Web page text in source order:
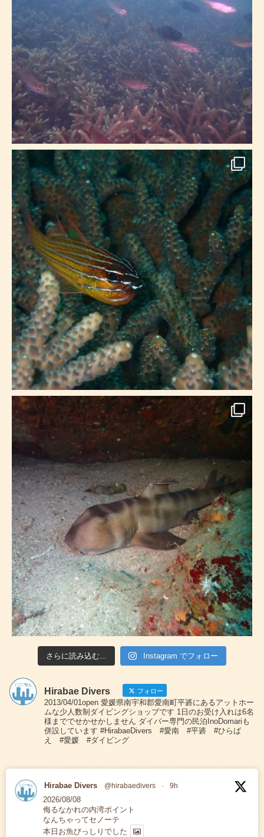
さらに読み込む... Instagram でフォロー
Hirabae Divers フォロー
2013/04/01open 愛媛県南宇和郡愛南町平碆にあるアットホー
ムな少人数制ダイビングショップです 1日のお受け入れは6名
様まででせかせかしません ダイバー専門の民泊InoDomariも
併設しています #HirabaeDivers #愛南 #平碆 #ひらば
え #愛媛 #ダイビング
Hirabae Divers @hirabaedivers · 9h
2026/08/08
侮るなかれの内湾ポイント
なんちゃってセノーテ
本日お魚びっしりでした